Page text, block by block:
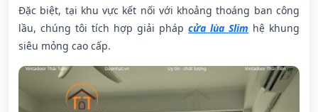
Đặc biệt, tại khu vực kết nối với khoảng thoáng ban công
lầu, chúng tôi tích hợp giải pháp cửa lùa Slim hệ khung
siêu mỏng cao cấp.